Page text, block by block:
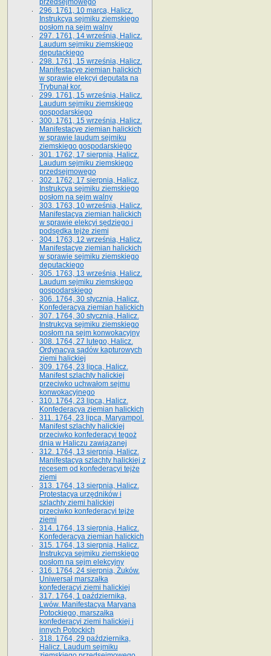
przedsejmowego
296. 1761, 10 marca, Halicz.
Instrukcya sejmiku ziemskiego
posłom na sejm walny
297. 1761, 14 września, Halicz.
Laudum sejmiku ziemskiego
deputackiego
298. 1761, 15 września, Halicz.
Manifestacye ziemian halickich
w sprawie elekcyi deputata na
Trybunał kor.
299. 1761, 15 września, Halicz.
Laudum sejmiku ziemskiego
gospodarskiego
300. 1761, 15 września, Halicz.
Manifestacye ziemian halickich
w sprawie laudum sejmiku
ziemskiego gospodarskiego
301. 1762, 17 sierpnia, Halicz.
Laudum sejmiku ziemskiego
przedsejmowego
302. 1762, 17 sierpnia, Halicz.
Instrukcya sejmiku ziemskiego
posłom na sejm walny
303. 1763, 10 września, Halicz.
Manifestacya ziemian halickich
w sprawie elekcyi sędziego i
podsędka tejże ziemi
304. 1763, 12 września, Halicz.
Manifestacye ziemian halickich
w sprawie sejmiku ziemskiego
deputackiego
305. 1763, 13 września, Halicz.
Laudum sejmiku ziemskiego
gospodarskiego
306. 1764, 30 stycznia, Halicz.
Konfederacya ziemian halickich
307. 1764, 30 stycznia, Halicz.
Instrukcya sejmiku ziemskiego
posłom na sejm konwokacyjny
308. 1764, 27 lutego, Halicz.
Ordynacya sądów kapturowych
ziemi halickiej
309. 1764, 23 lipca, Halicz.
Manifest szlachty halickiej
przeciwko uchwałom sejmu
konwokacyjnego
310. 1764, 23 lipca, Halicz.
Konfederacya ziemian halickich
311. 1764, 23 lipca, Maryampol.
Manifest szlachty halickiej
przeciwko konfederacyi tegoż
dnia w Haliczu zawiązanej
312. 1764, 13 sierpnia, Halicz.
Manifestacya szlachty halickiej z
recesem od konfederacyi tejże
ziemi
313. 1764, 13 sierpnia, Halicz.
Protestacya urzędników i
szlachty ziemi halickiej
przeciwko konfederacyi tejże
ziemi
314. 1764, 13 sierpnia, Halicz.
Konfederacya ziemian halickich
315. 1764, 13 sierpnia, Halicz.
Instrukcya sejmiku ziemskiego
posłom na sejm elekcyjny
316. 1764, 24 sierpnia, Żuków.
Uniwersał marszałka
konfederacyi ziemi halickiej
317. 1764, 1 października,
Lwów. Manifestacya Maryana
Potockiego, marszałka
konfederacyi ziemi halickiej i
innych Potockich
318. 1764, 29 października,
Halicz. Laudum sejmiku